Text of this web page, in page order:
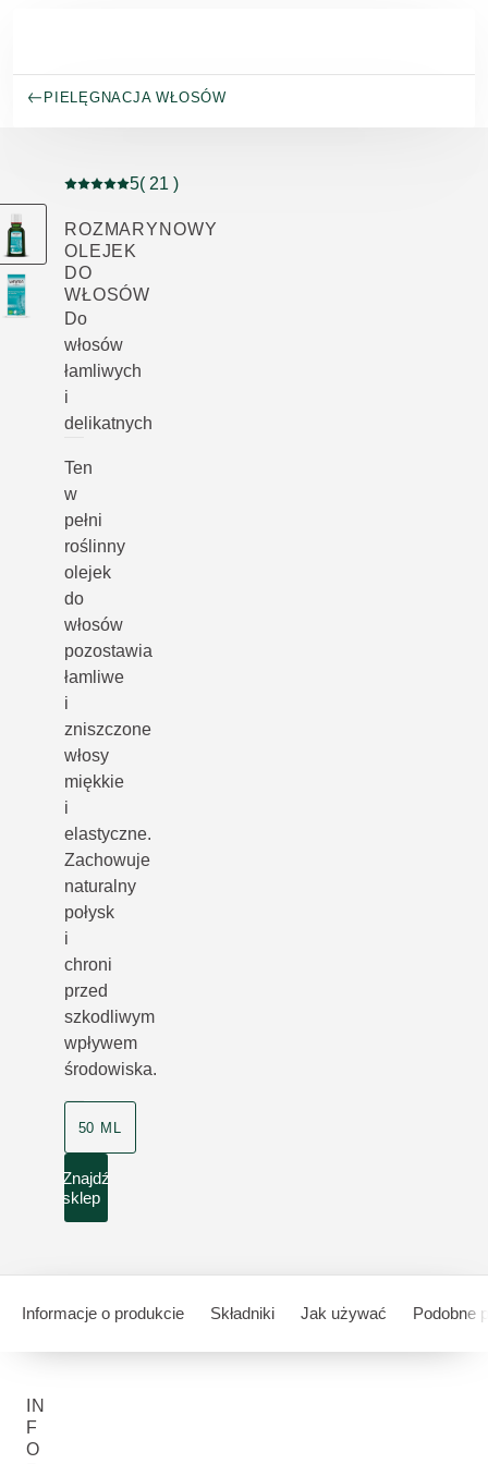
PIELĘGNACJA WŁOSÓW
Current rating: 5 out of 5 stars rated by 21 customers
5( 21 )
ROZMARYNOWY
OLEJEK
DO
WŁOSÓW
Do
włosów
łamliwych
i
delikatnych
Ten
w
pełni
roślinny
olejek
do
włosów
pozostawia
łamliwe
i
zniszczone
włosy
miękkie
i
elastyczne.
Zachowuje
naturalny
połysk
i
chroni
przed
szkodliwym
wpływem
środowiska.
50 ML
Znajdź
sklep
Informacje o produkcie Składniki Jak używać Podobne
IN
F
O